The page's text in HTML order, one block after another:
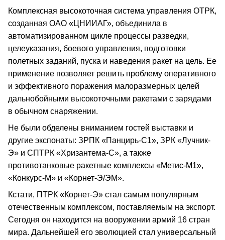
Комплексная высокоточная система управления ОТРК,
созданная ОАО «ЦНИИАГ», объединила в
автоматизированном цикле процессы разведки,
целеуказания, боевого управления, подготовки
полетных заданий, пуска и наведения ракет на цель. Ее
применение позволяет решить проблему оперативного
и эффективного поражения малоразмерных целей
дальнобойными высокоточными ракетами с зарядами
в обычном снаряжении.
Не были обделены вниманием гостей выставки и
другие экспонаты: ЗРПК «Панцирь-С1», ЗРК «Лучник-
Э» и СПТРК «Хризантема-С», а также
противотанковые ракетные комплексы «Метис-М1»,
«Конкурс-М» и «Корнет-Э/ЭМ».
Кстати, ПТРК «Корнет-Э» стал самым популярным
отечественным комплексом, поставляемым на экспорт.
Сегодня он находится на вооружении армий 16 стран
мира. Дальнейшей его эволюцией стал универсальный